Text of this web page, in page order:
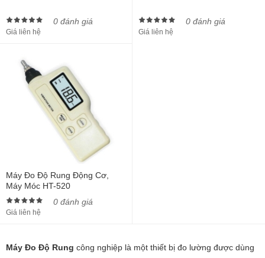
0 đánh giá
Giá liên hệ
0 đánh giá
Giá liên hệ
Máy Đo Độ Rung Động Cơ,
Máy Móc HT-520
0 đánh giá
Giá liên hệ
Máy Đo Độ Rung công nghiệp là một thiết bị đo lường được dùng